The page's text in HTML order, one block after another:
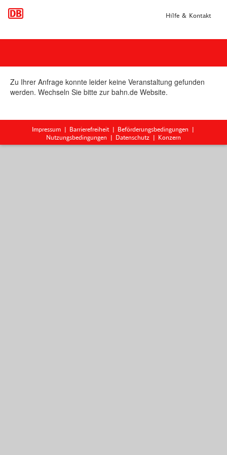
Hilfe & Kontakt
Zu Ihrer Anfrage konnte leider keine Veranstaltung gefunden
werden. Wechseln Sie bitte zur bahn.de Website.
Impressum Barrierefreiheit
Beförderungsbedingungen
Nutzungsbedingungen
Datenschutz Konzern